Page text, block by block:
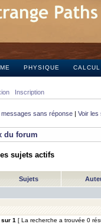
PHYSIQUE CALCUL
Inscription
messages sans réponse | Voir les
du forum
sujets actifs
Sujets
sur 1 [ La recherche a trouvée 0